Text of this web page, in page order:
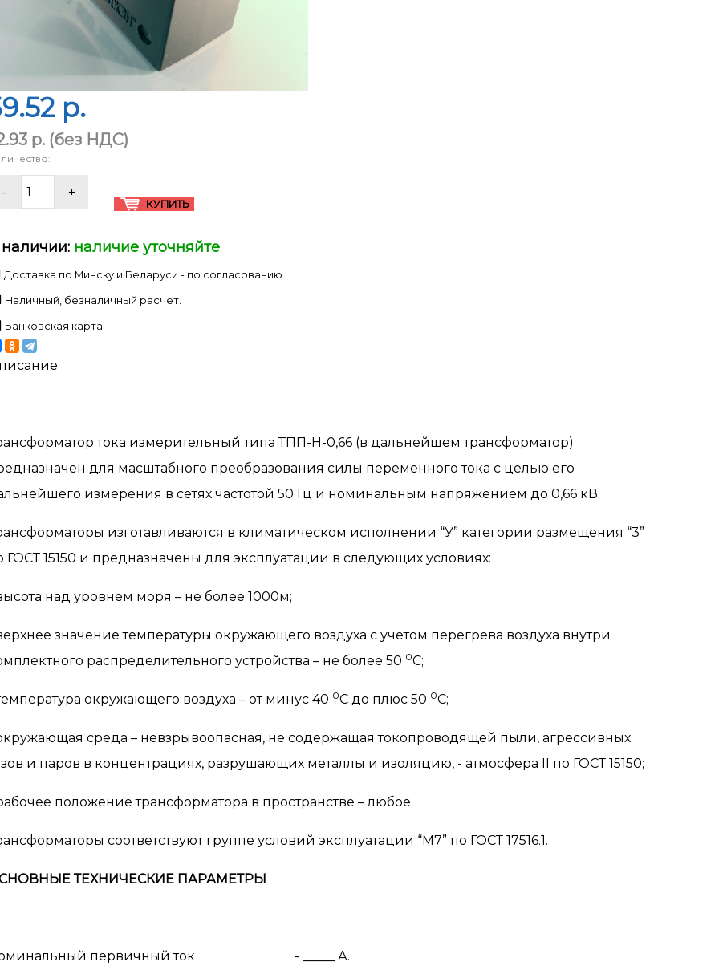
p.
p. (без НДС)
наличие уточняйте
Доставка по Минску и Беларуси - по согласованию.
Наличный, безналичный расчет.
Банковская карта.
тока измерительный типа ТПП-Н-0,66 (в дальнейшем трансформатор)
для масштабного преобразования силы переменного тока с целью его
измерения в сетях частотой 50 Гц и номинальным напряжением до 0,66 кВ.
изготавливаются в климатическом исполнении “У” категории размещения “3”
ГОСТ 15150 и предназначены для эксплуатации в следующих условиях:
над уровнем моря – не более 1000м;
значение температуры окружающего воздуха с учетом перегрева воздуха внутри
распределительного устройства – не более 50 0С;
окружающего воздуха – от минус 40 0С до плюс 50 0С;
среда – невзрывоопасная, не содержащая токопроводящей пыли, агрессивных
и паров в концентрациях, разрушающих металлы и изоляцию, - атмосфера
по ГОСТ 15150;
положение трансформатора в пространстве – любое.
соответствуют группе условий эксплуатации “М7” по ГОСТ 17516.1.
ТЕХНИЧЕСКИЕ ПАРАМЕТРЫ
первичный ток - _____ А.